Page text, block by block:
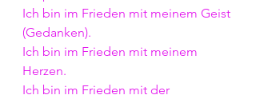
Ich bin im Frieden mit meinem Geist
(Gedanken).
Ich bin im Frieden mit meinem
Herzen.
Ich bin im Frieden mit der